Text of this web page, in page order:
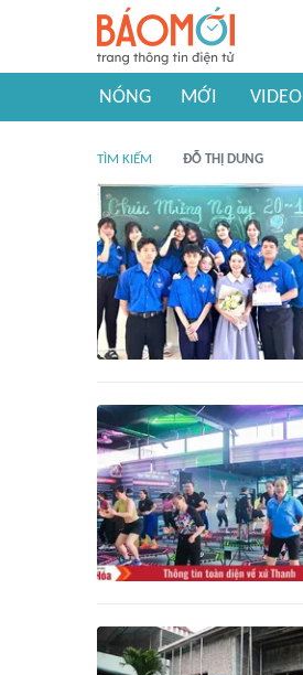
NÓNG MỚI VIDEO
TÌM KIẾM ĐỖ THỊ DUNG